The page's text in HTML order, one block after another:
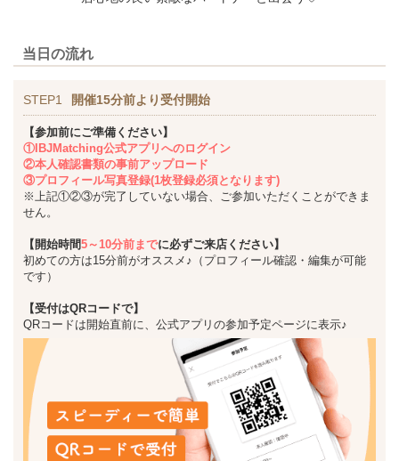
当日の流れ
STEP1 開催15分前より受付開始
【参加前にご準備ください】
①IBJMatching公式アプリへのログイン
②本人確認書類の事前アップロード
③プロフィール写真登録(1枚登録必須となります)
※上記①②③が完了していない場合、ご参加いただくことができま
せん。
【開始時間5～10分前までに必ずご来店ください】
初めての方は15分前がオススメ♪（プロフィール確認・編集が可能
です）
【受付はQRコードで】
QRコードは開始直前に、公式アプリの参加予定ページに表示♪